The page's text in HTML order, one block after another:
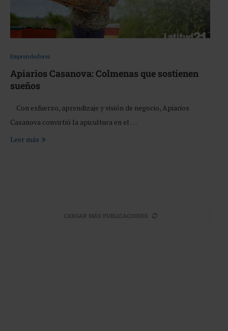
Emprendedores
Apiarios Casanova: Colmenas que sostienen
sueños
Con esfuerzo, aprendizaje y visión de negocio, Apiarios
Casanova convirtió la apicultura en el …
Leer más
CARGAR MÁS PUBLICACIONES